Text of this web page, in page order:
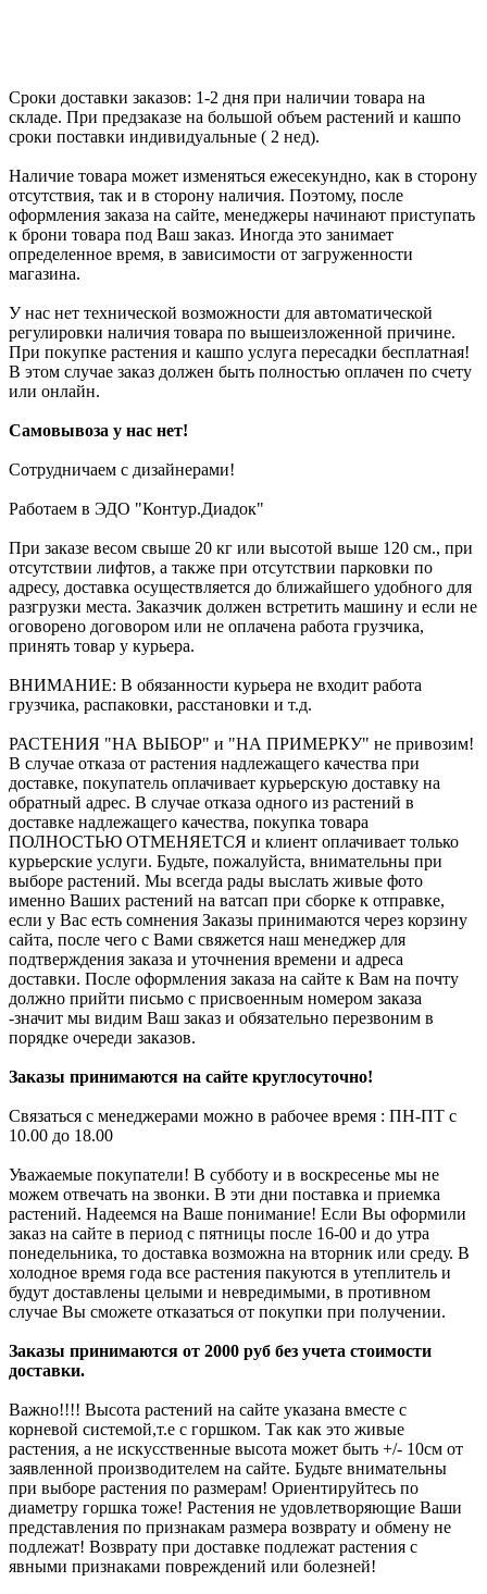
Сроки доставки заказов: 1-2 дня при наличии товара на
складе. При предзаказе на большой объем растений и кашпо
сроки поставки индивидуальные ( 2 нед).
Наличие товара может изменяться ежесекундно, как в сторону
отсутствия, так и в сторону наличия. Поэтому, после
оформления заказа на сайте, менеджеры начинают приступать
к брони товара под Ваш заказ. Иногда это занимает
определенное время, в зависимости от загруженности
магазина.
У нас нет технической возможности для автоматической
регулировки наличия товара по вышеизложенной причине.
При покупке растения и кашпо услуга пересадки бесплатная!
В этом случае заказ должен быть полностью оплачен по счету
или онлайн.
Самовывоза у нас нет!
Сотрудничаем с дизайнерами!
Работаем в ЭДО "Контур.Диадок"
При заказе весом свыше 20 кг или высотой выше 120 см., при
отсутствии лифтов, а также при отсутствии парковки по
адресу, доставка осуществляется до ближайшего удобного для
разгрузки места. Заказчик должен встретить машину и если не
оговорено договором или не оплачена работа грузчика,
принять товар у курьера.
ВНИМАНИЕ: В обязанности курьера не входит работа
грузчика, распаковки, расстановки и т.д.
РАСТЕНИЯ "НА ВЫБОР" и "НА ПРИМЕРКУ" не привозим!
В случае отказа от растения надлежащего качества при
доставке, покупатель оплачивает курьерскую доставку на
обратный адрес. В случае отказа одного из растений в
доставке надлежащего качества, покупка товара
ПОЛНОСТЬЮ ОТМЕНЯЕТСЯ и клиент оплачивает только
курьерские услуги. Будьте, пожалуйста, внимательны при
выборе растений. Мы всегда рады выслать живые фото
именно Ваших растений на ватсап при сборке к отправке,
если у Вас есть сомнения Заказы принимаются через корзину
сайта, после чего с Вами свяжется наш менеджер для
подтверждения заказа и уточнения времени и адреса
доставки. После оформления заказа на сайте к Вам на почту
должно прийти письмо с присвоенным номером заказа
-значит мы видим Ваш заказ и обязательно перезвоним в
порядке очереди заказов.
Заказы принимаются на сайте круглосуточно!
Связаться с менеджерами можно в рабочее время : ПН-ПТ с
10.00 до 18.00
Уважаемые покупатели! В субботу и в воскресенье мы не
можем отвечать на звонки. В эти дни поставка и приемка
растений. Надеемся на Ваше понимание! Если Вы оформили
заказ на сайте в период с пятницы после 16-00 и до утра
понедельника, то доставка возможна на вторник или среду. В
холодное время года все растения пакуются в утеплитель и
будут доставлены целыми и невредимыми, в противном
случае Вы сможете отказаться от покупки при получении.
Заказы принимаются от 2000 руб без учета стоимости
доставки.
Важно!!!! Высота растений на сайте указана вместе с
корневой системой,т.е с горшком. Так как это живые
растения, а не искусственные высота может быть +/- 10см от
заявленной производителем на сайте. Будьте внимательны
при выборе растения по размерам! Ориентируйтесь по
диаметру горшка тоже! Растения не удовлетворяющие Ваши
представления по признакам размера возврату и обмену не
подлежат! Возврату при доставке подлежат растения с
явными признаками повреждений или болезней!